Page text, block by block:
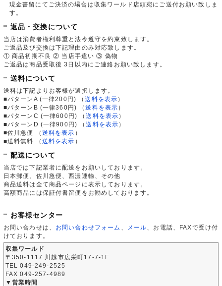
現金書留にてご決済の場合は収集ワールド店頭宛にご送付お願い致しま
す。
返品・交換について
当店は消費者権利尊重と法令遵守を約束致します。
ご返品及び交換は下記理由のみ対応致します。
① 商品初期不良 ② 当店手違い ③ 偽物
ご返品は商品受取後 3日以内にご連絡お願い致します。
送料について
送料は下記よりお客様が選択します。
■パターンA (一律200円)
（送料を表示 ）
■パターンB (一律360円)
（送料を表示 ）
■パターンC (一律600円)
（送料を表示 ）
■パターンD (一律900円)
（送料を表示 ）
■佐川急便
（ 送料を表示 ）
■送料無料
（ 送料を表示 ）
配送について
当店では下記業者に配送をお願いしております。
日本郵便、佐川急便、西濃運輸、その他
商品送料は全て商品ページに表示しております。
高額商品には保証付書留便をお勧めしております。
お客様センター
お問い合わせは、 お問い合わせフォーム メール 、お電話、FAXで受け付
けております。
収集ワールド
〒350-1117 川越市広栄町17-7-1F
TEL 049-249-2525
FAX 049-257-4989
▼営業時間